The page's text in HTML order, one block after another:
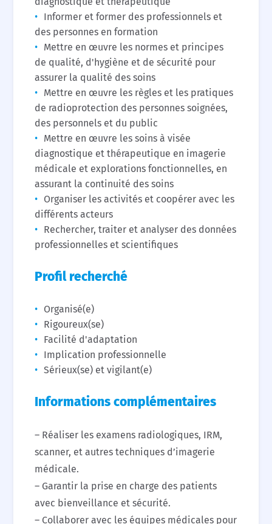
Informer et former des professionnels et
des personnes en formation
Mettre en œuvre les normes et principes
de qualité, d'hygiène et de sécurité pour
assurer la qualité des soins
Mettre en œuvre les règles et les pratiques
de radioprotection des personnes soignées,
des personnels et du public
Mettre en œuvre les soins à visée
diagnostique et thérapeutique en imagerie
médicale et explorations fonctionnelles, en
assurant la continuité des soins
Organiser les activités et coopérer avec les
différents acteurs
Rechercher, traiter et analyser des données
professionnelles et scientifiques
Profil recherché
Organisé(e)
Rigoureux(se)
Facilité d'adaptation
Implication professionnelle
Sérieux(se) et vigilant(e)
Informations complémentaires
– Réaliser les examens radiologiques, IRM,
scanner, et autres techniques d’imagerie
médicale.
– Garantir la prise en charge des patients
avec bienveillance et sécurité.
– Collaborer avec les équipes médicales pour